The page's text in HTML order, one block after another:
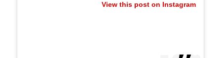
View this post on Instagram